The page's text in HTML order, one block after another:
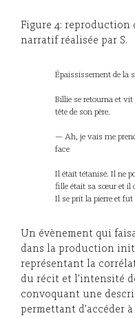
Figure 4: reproduction
narratif réalisée par S.
Épaississement de la
Billie se retourna et vit
tête de son père.
— Ah, je vais me
face
Il était tétanisé. Il ne
fille était sa sœur et il
Il se prit la pierre et fut
Un évènement qui
dans la production
représentant la
du récit et l’intensité
convoquant une
permettant d’accéder